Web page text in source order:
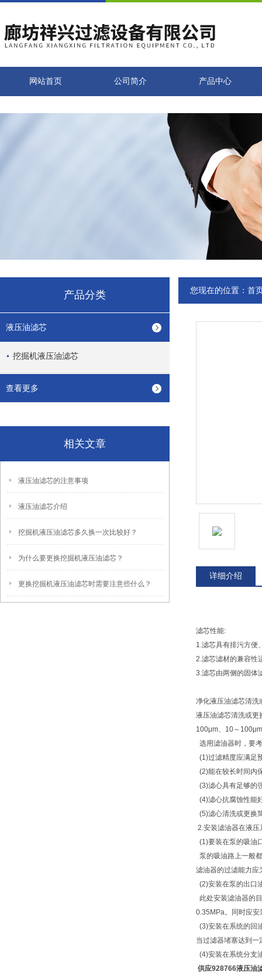
网站首页 公司简介 产品中心
产品分类
液压油滤芯
挖掘机液压油滤芯
查看更多
相关文章
液压油滤芯的注意事项
液压油滤芯介绍
挖掘机液压油滤芯多久换一次比较好？
为什么要更换挖掘机液压油滤芯？
更换挖掘机液压油滤芯时需要注意些什么？
您现在的位置： 首
详细介绍
滤芯性能:
1.滤芯具有排污方便
2.滤芯滤材的兼容性
3.滤芯由两侧的固体
净化液压油滤芯清洗
液压油滤芯清洗或更
100μm、10～
选用滤油器时，要
(1)过滤精度应满足
(2)能在较长时间内
(3)滤心具有足够的
(4)滤心抗腐蚀性能
(5)滤心清洗或更换
2.安装滤油器在液
(1)要装在泵的吸油
泵的吸油路上一般
滤油器的过滤能力应
(2)安装在泵的出口
此处安装滤油器的
0.35MPa。同时应安
(3)安装在系统的回
当过滤器堵塞达到
(4)安装在系统分支
供应928766液压油